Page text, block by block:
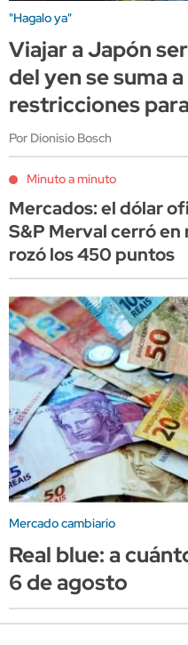
"Hagalo ya"
Viajar a Japón
del yen se suma
restricciones
Por Dionisio Bosch
Minuto a minuto
Mercados: el dólar
S&P Merval cerró
rozó los 450 puntos
Mercado cambiario
Real blue: a
6 de agosto